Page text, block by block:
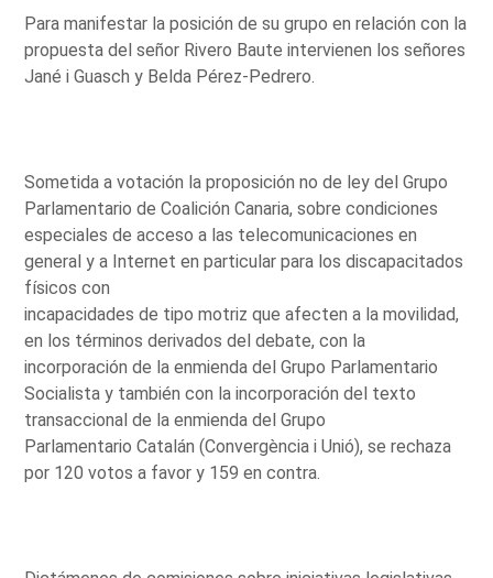
Para manifestar la posición de su grupo en relación con la
propuesta del señor Rivero Baute intervienen los señores
Jané i Guasch y Belda Pérez-Pedrero.
Sometida a votación la proposición no de ley del Grupo
Parlamentario de Coalición Canaria, sobre condiciones
especiales de acceso a las telecomunicaciones en
general y a Internet en particular para los discapacitados
físicos con
incapacidades de tipo motriz que afecten a la movilidad,
en los términos derivados del debate, con la
incorporación de la enmienda del Grupo Parlamentario
Socialista y también con la incorporación del texto
transaccional de la enmienda del Grupo
Parlamentario Catalán (Convergència i Unió), se rechaza
por 120 votos a favor y 159 en contra.